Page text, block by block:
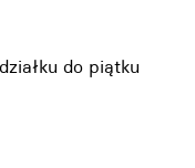
do piątku